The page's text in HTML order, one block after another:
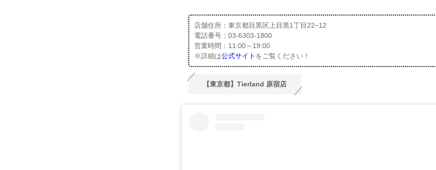
店舗住所：東京都目黒区上目黒1丁目22−12
電話番号：03-6303-1800
営業時間：11:00～19:00
※詳細は公式サイト をご覧ください！
【東京都】Tierland 原宿店